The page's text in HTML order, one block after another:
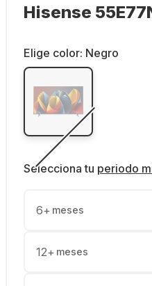
Hisense
Elige color: Negro
Selecciona tu periodo
6+ meses
12+ meses